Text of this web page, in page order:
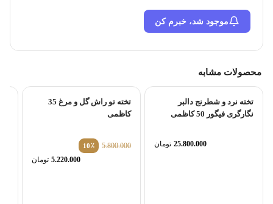
موجود شد، خبرم کن
محصولات مشابه
تخته نرد و شطرنج دالبر
نگارگری فیگور 50 کاظمی
تومان 25.800.000
تخته تو راش گل و مرغ 35
کاظمی
٪10 5.800.000
تومان 5.220.000